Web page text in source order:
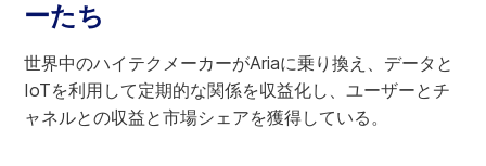
ーたち
世界中のハイテクメーカーがAriaに乗り換え、データと
IoTを利用して定期的な関係を収益化し、ユーザーとチ
ャネルとの収益と市場シェアを獲得している。